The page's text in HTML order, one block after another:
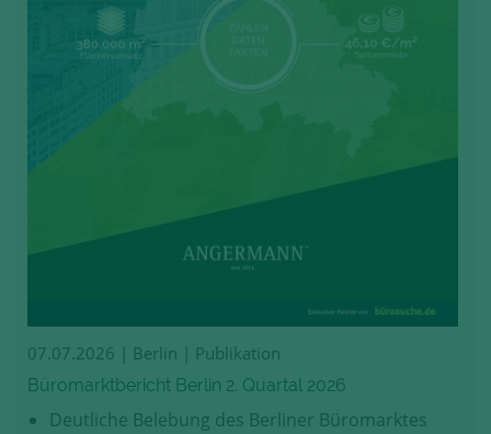
07.07.2026 | Berlin | Publikation
Büromarktbericht Berlin 2. Quartal 2026
Deutliche Belebung des Berliner Büromarktes